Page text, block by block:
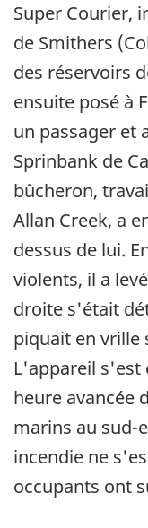
Super Courier,
de Smithers
des réservoirs
ensuite posé à
un passager et
Sprinbank de
bûcheron,
Allan Creek, a
dessus de lui.
violents, il a
droite s'était
piquait en vrille
L'appareil s'est
heure avancée
marins au sud-
incendie ne
occupants ont